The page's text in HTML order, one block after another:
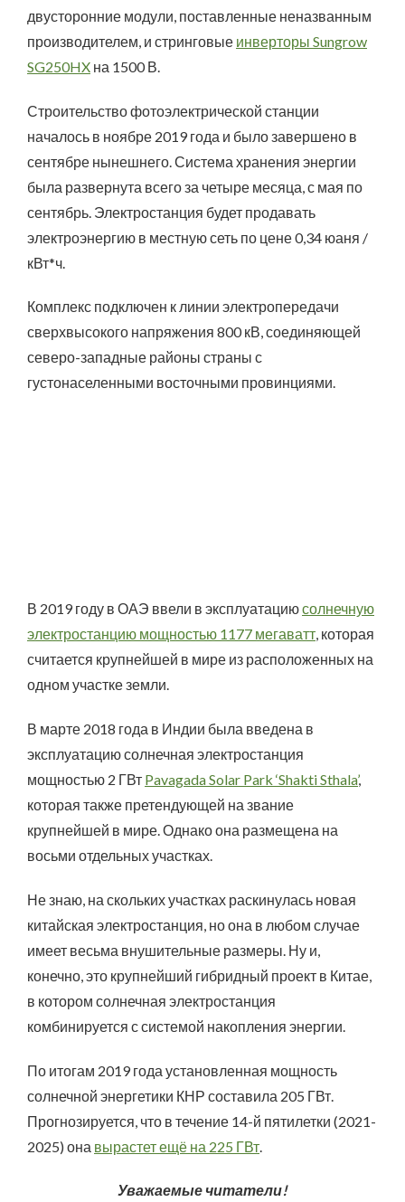
двусторонние модули, поставленные неназванным
производителем, и стринговые инверторы Sungrow
SG250HX на 1500 В.
Строительство фотоэлектрической станции
началось в ноябре 2019 года и было завершено в
сентябре нынешнего. Система хранения энергии
была развернута всего за четыре месяца, с мая по
сентябрь. Электростанция будет продавать
электроэнергию в местную сеть по цене 0,34 юаня /
кВт*ч.
Комплекс подключен к линии электропередачи
сверхвысокого напряжения 800 кВ, соединяющей
северо-западные районы страны с
густонаселенными восточными провинциями.
В 2019 году в ОАЭ ввели в эксплуатациюсолнечную
электростанцию мощностью 1177 мегаватт, которая
считается крупнейшей в мире из расположенных на
одном участке земли.
В марте 2018 года в Индии была введена в
эксплуатацию солнечная электростанция
мощностью 2 ГВт Pavagada Solar Park ‘Shakti Sthala’,
которая также претендующей на звание
крупнейшей в мире. Однако она размещена на
восьми отдельных участках.
Не знаю, на скольких участках раскинулась новая
китайская электростанция, но она в любом случае
имеет весьма внушительные размеры. Ну и,
конечно, это крупнейший гибридный проект в Китае,
в котором солнечная электростанция
комбинируется с системой накопления энергии.
По итогам 2019 года установленная мощность
солнечной энергетики КНР составила 205 ГВт.
Прогнозируется, что в течение 14-й пятилетки (2021-
2025) она вырастет ещё на 225 ГВт
Уважаемые читатели!